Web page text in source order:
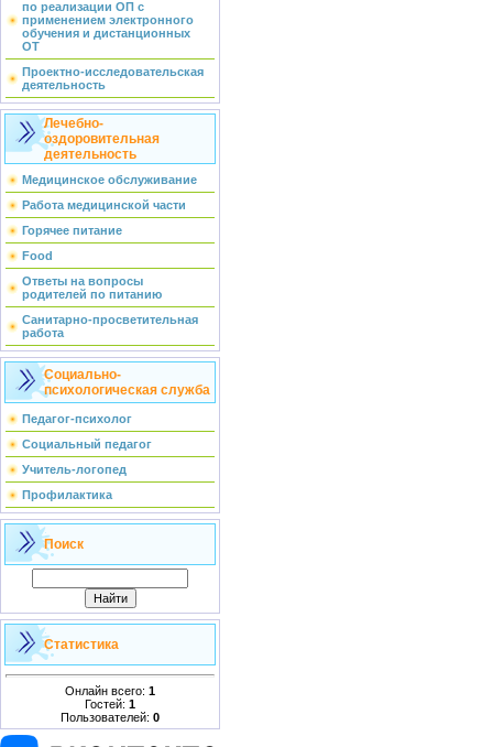
по реализации ОП с
применением электронного
обучения и дистанционных
ОТ
Проектно-исследовательская
деятельность
Лечебно-
оздоровительная
деятельность
Медицинское обслуживание
Работа медицинской части
Горячее питание
Food
Ответы на вопросы
родителей по питанию
Санитарно-просветительная
работа
Социально-
психологическая служба
Педагог-психолог
Социальный педагог
Учитель-логопед
Профилактика
Поиск
Статистика
Онлайн всего: 1
Гостей: 1
Пользователей: 0